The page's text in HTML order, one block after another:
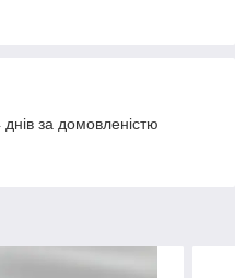
за домовленістю